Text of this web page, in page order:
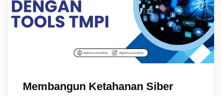
Membangun Ketahanan Siber